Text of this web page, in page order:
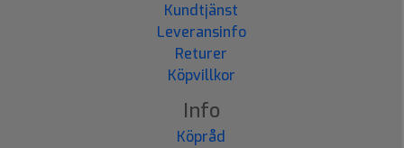
Kundtjänst
Leveransinfo
Returer
Köpvillkor
Info
Köpråd